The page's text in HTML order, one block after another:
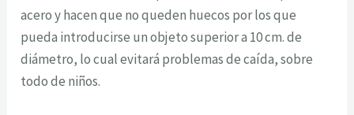
acero y hacen que no queden huecos por los que
pueda introducirse un objeto superior a 10 cm. de
diámetro, lo cual evitará problemas de caída, sobre
todo de niños.